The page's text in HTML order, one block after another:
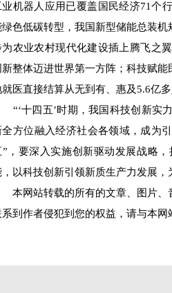
业机器人应用已覆盖国民经济71个
绿色低碳转型，我国新型储能总装
为农业农村现代化建设插上腾飞之
新整体迈进世界第一方阵；科技赋
就医直接结算从无到有、惠及5.6亿
十四五’时期，我国科技创新实力
全方位融入经济社会各领域，成为
”，要深入实施创新驱动发展战略
，以科技创新引领新质生产力发展，
网站转载的所有的文章、图片、
系到作者侵犯到您的权益，请与本网